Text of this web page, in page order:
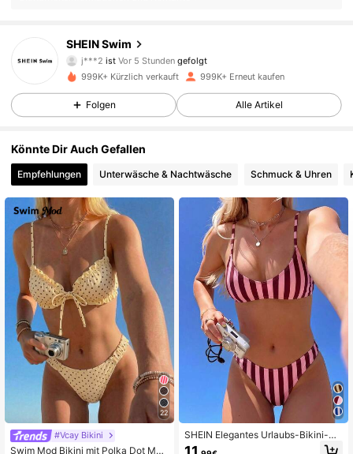
SHEIN Swim
m***7ist am Durchsuchen
4,88
414K Follower
4,88 414K Follower
4,88 414K Follower
4,88 414K Follower
414K Follower
4,88 414K Follower
999K+ Kürzlich verkauft 999K+ Erneut kaufen
Folgen Alle Artikel
Könnte Dir Auch Gefallen
Empfehlungen Unterwäsche & Nachtwäsche Schmuck & Uhren
22
#Vcay Bikini
Swim Mod Bikini mit Polka Dot Mus
SHEIN Elegantes Urlaubs-Bikini-Se
t im Boho-Stil, rosa gestreift, mit ver